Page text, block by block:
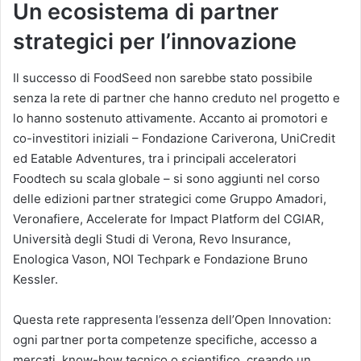
Un ecosistema di partner
strategici per l’innovazione
Il successo di FoodSeed non sarebbe stato possibile
senza la rete di partner che hanno creduto nel progetto e
lo hanno sostenuto attivamente. Accanto ai promotori e
co-investitori iniziali – Fondazione Cariverona, UniCredit
ed Eatable Adventures, tra i principali acceleratori
Foodtech su scala globale – si sono aggiunti nel corso
delle edizioni partner strategici come Gruppo Amadori,
Veronafiere, Accelerate for Impact Platform del CGIAR,
Università degli Studi di Verona, Revo Insurance,
Enologica Vason, NOI Techpark e Fondazione Bruno
Kessler.
Questa rete rappresenta l’essenza dell’Open Innovation:
ogni partner porta competenze specifiche, accesso a